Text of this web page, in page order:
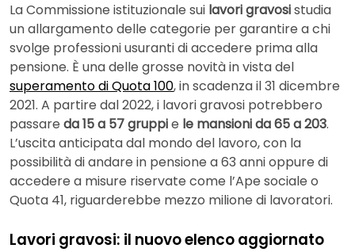
La Commissione istituzionale sui lavori gravosistudia
un allargamento delle categorie per garantire a chi
svolge professioni usuranti di accedere prima alla
pensione. È una delle grosse novità in vista del
superamento di Quota 100, in scadenza il 31 dicembre
2021. A partire dal 2022, i lavori gravosi potrebbero
passare da 15 a 57 gruppie le mansioni da 65 a 203.
L’uscita anticipata dal mondo del lavoro, con la
possibilità di andare in pensione a 63 anni oppure di
accedere a misure riservate come l’Ape sociale o
Quota 41, riguarderebbe mezzo milione di lavoratori.
Lavori gravosi: il nuovo elenco aggiornato